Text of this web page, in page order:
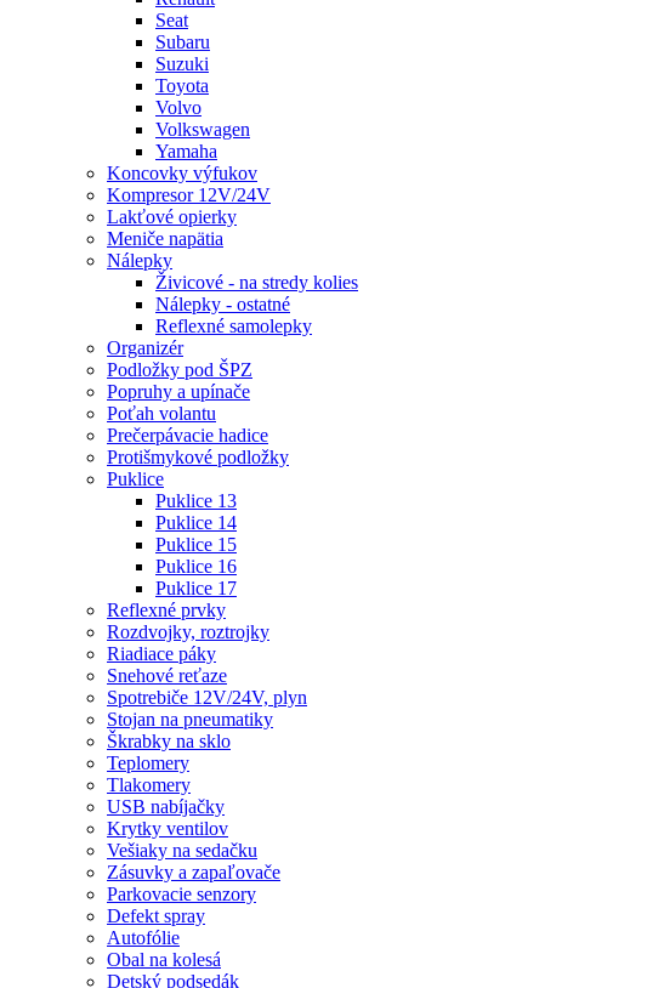
Seat
Subaru
Suzuki
Toyota
Volvo
Volkswagen
Yamaha
Koncovky výfukov
Kompresor 12V/24V
Lakťové opierky
Meniče napätia
Nálepky
Živicové - na stredy kolies
Nálepky - ostatné
Reflexné samolepky
Organizér
Podložky pod ŠPZ
Popruhy a upínače
Poťah volantu
Prečerpávacie hadice
Protišmykové podložky
Puklice
Puklice 13
Puklice 14
Puklice 15
Puklice 16
Puklice 17
Reflexné prvky
Rozdvojky, roztrojky
Riadiace páky
Snehové reťaze
Spotrebiče 12V/24V, plyn
Stojan na pneumatiky
Škrabky na sklo
Teplomery
Tlakomery
USB nabíjačky
Krytky ventilov
Vešiaky na sedačku
Zásuvky a zapaľovače
Parkovacie senzory
Defekt spray
Autofólie
Obal na kolesá
Detský podsedák